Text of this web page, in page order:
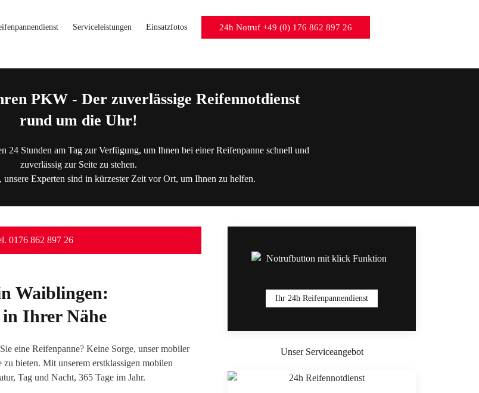
Serviceleistungen Einsatzfotos 24h Notruf +49 (0) 176 862 897 26
PKW - Der zuverlässige Reifennotdienst
rund um die Uhr!
24 Stunden am Tag zur Verfügung, um Ihnen bei einer Reifenpanne schnell und
zuverlässig zur Seite zu stehen.
Experten sind in kürzester Zeit vor Ort, um Ihnen zu helfen.
0176 862 897 26
Waiblingen:
in Ihrer Nähe
eine Reifenpanne? Keine Sorge, unser mobiler
bieten. Mit unserem erstklassigen mobilen
Tag und Nacht, 365 Tage im Jahr.
Ihr 24h Reifenpannendienst
Unser Serviceangebot